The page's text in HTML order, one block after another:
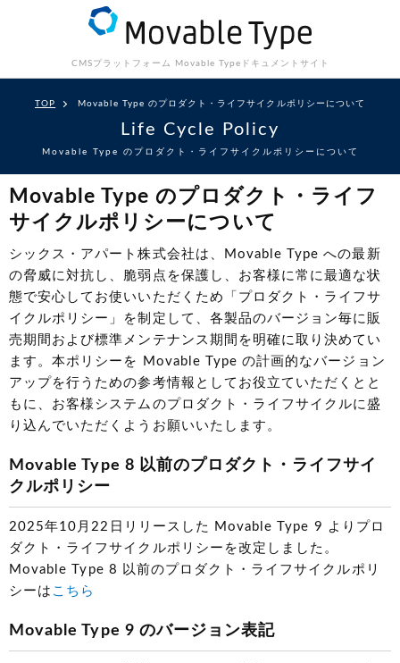
CMSプラットフォーム Movable Type ドキュメントサイト
TOP Movable Type のプロダクト・ライフサイクルポリシーについて
Life Cycle Policy
Movable Type のプロダクト・ライフサイクルポリシーについて
Movable Type のプロダクト・ライフ
サイクルポリシーについて
シックス・アパート株式会社は、Movable Type への最新
の脅威に対抗し、脆弱点を保護し、お客様に常に最適な状
態で安心してお使いいただくため「プロダクト・ライフサ
イクルポリシー」を制定して、各製品のバージョン毎に販
売期間および標準メンテナンス期間を明確に取り決めてい
ます。本ポリシーを Movable Type の計画的なバージョン
アップを行うための参考情報としてお役立ていただくとと
もに、お客様システムのプロダクト・ライフサイクルに盛
り込んでいただくようお願いいたします。
Movable Type 8 以前のプロダクト・ライフサイ
クルポリシー
2025年10月22日リリースした Movable Type 9 よりプロ
ダクト・ライフサイクルポリシーを改定しました。
Movable Type 8 以前のプロダクト・ライフサイクルポリ
シーは こちら
Movable Type 9 のバージョン表記